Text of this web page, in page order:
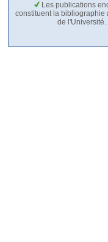
Les publications
constituent la bibliographie
de l'Université.